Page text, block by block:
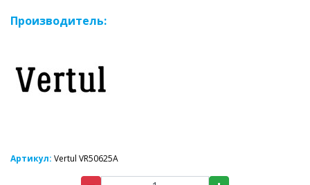
Производитель:
Артикул: Vertul VR50625A